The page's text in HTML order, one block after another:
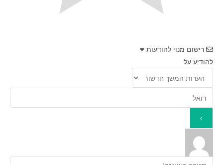
רישום מנוי להודעות
להודיע על